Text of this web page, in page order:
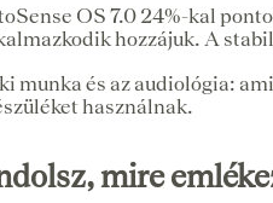
OS 7.0 24%-kal
hozzájuk. A
munka és az audiológia:
használnak.
mire